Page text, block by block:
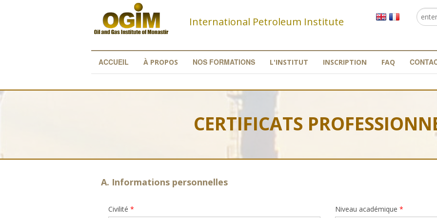
International Petroleum Institute
ACCUEIL À PROPOS NOS FORMATIONS L'INSTITUT INSCRIPTION FAQ
CERTIFICATS
A. Informations personnelles
Civilité * Niveau académique *